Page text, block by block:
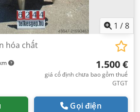
1 /8
hóa chất
1.500 €
giá cố định chưa bao gồm thuế
GTGT
Gọi điện